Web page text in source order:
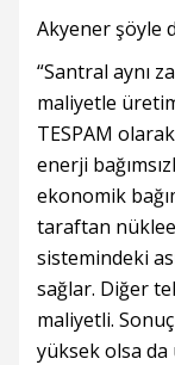
Akyener şöyle
“Santral aynı
maliyetle
TESPAM
enerji
ekonomik
taraftan
sistemindeki
sağlar. Diğer
maliyetli.
yüksek olsa da